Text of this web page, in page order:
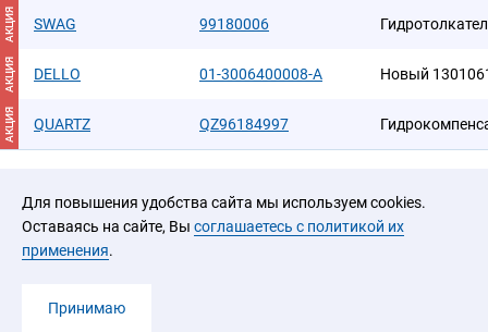
Для повышения удобства сайта мы используем cookies.
Оставаясь на сайте, Вы соглашаетесь с политикой их
применения.
Принимаю
АКЦИЯ SWAG 99180006
АКЦИЯ DELLO 01-3006400008-A Новый
АКЦИЯ QUARTZ QZ96184997